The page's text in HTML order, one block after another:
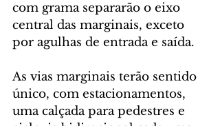
com grama separarão o eixo
central das marginais, exceto
por agulhas de entrada e saída.
As vias marginais terão sentido
único, com estacionamentos,
uma calçada para pedestres e